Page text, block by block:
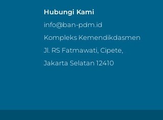
Hubungi Kami
info@ban-pdm.id
Kompleks Kemendikdasmen
Jl. RS Fatmawati, Cipete,
Jakarta Selatan 12410